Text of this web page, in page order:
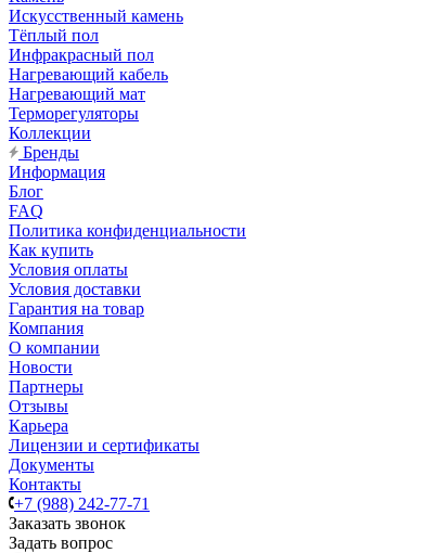
Искусственный камень
Тёплый пол
Инфракрасный пол
Нагревающий кабель
Нагревающий мат
Терморегуляторы
Коллекции
Бренды
Информация
Блог
FAQ
Политика конфиденциальности
Как купить
Условия оплаты
Условия доставки
Гарантия на товар
Компания
О компании
Новости
Партнеры
Отзывы
Карьера
Лицензии и сертификаты
Документы
Контакты
+7 (988) 242-77-71
Заказать звонок
Задать вопрос